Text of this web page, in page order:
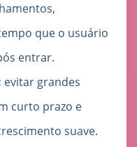
que o usuário
entrar.
evitar grandes
curto prazo e
suave.